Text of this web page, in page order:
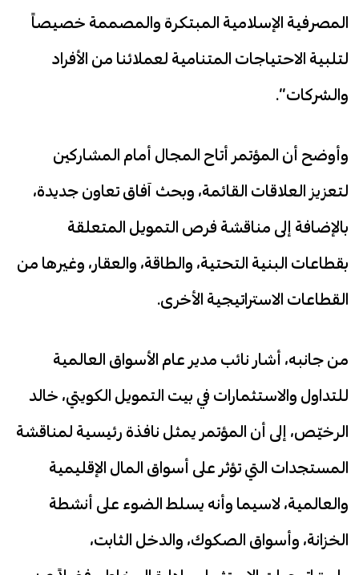
المصرفية الإسلامية المبتكرة والمصممة خصيصاً
لتلبية الاحتياجات المتنامية لعملائنا من الأفراد
والشركات”.
وأوضح أن المؤتمر أتاح المجال أمام المشاركين
لتعزيز العلاقات القائمة، وبحث آفاق تعاون جديدة،
بالإضافة إلى مناقشة فرص التمويل المتعلقة
بقطاعات البنية التحتية، والطاقة، والعقار، وغيرها من
القطاعات الاستراتيجية الأخرى.
من جانبه، أشار نائب مدير عام الأسواق العالمية
للتداول والاستثمارات في بيت التمويل الكويتي، خالد
الرخيّص، إلى أن المؤتمر يمثل نافذة رئيسية لمناقشة
المستجدات التي تؤثر على أسواق المال الإقليمية
والعالمية، لاسيما وأنه يسلط الضوء على أنشطة
الخزانة، وأسواق الصكوك، والدخل الثابت،